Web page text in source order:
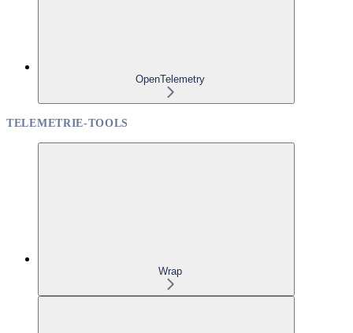
OpenTelemetry
TELEMETRIE-TOOLS
Wrap